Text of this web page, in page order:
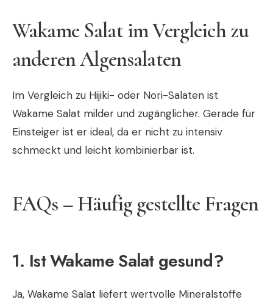
Wakame Salat im Vergleich zu
anderen Algensalaten
Im Vergleich zu Hijiki- oder Nori-Salaten ist
Wakame Salat milder und zugänglicher. Gerade für
Einsteiger ist er ideal, da er nicht zu intensiv
schmeckt und leicht kombinierbar ist.
FAQs – Häufig gestellte Fragen
1. Ist Wakame Salat gesund?
Ja, Wakame Salat liefert wertvolle Mineralstoffe